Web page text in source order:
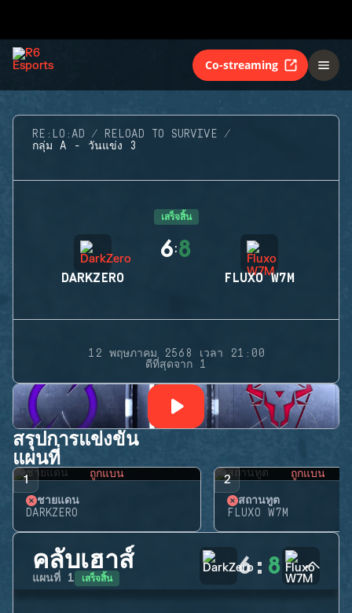
Co-streaming
RE:LO:AD
RELOAD TO SURVIVE
กลุ่ม A - วันแข่ง 3
เสร็จสิ้น
DARKZERO
6:8
FLUXO W7M
12 พฤษภาคม 2568 เวลา 21:00
ดีที่สุดจาก 1
สรุปการแข่งขัน
แผนที่
1 ถูกแบน
ชายแดน
DARKZERO
2 ถูกแบน
สถานทูต
FLUXO W7M
คลับเฮาส์
แผนที่ 1 เสร็จสิ้น 6: 8